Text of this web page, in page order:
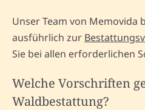
Unser Team von Memovida
ausführlich zur
Sie bei allen erforderlichen
Welche Vorschriften
Waldbestattung?